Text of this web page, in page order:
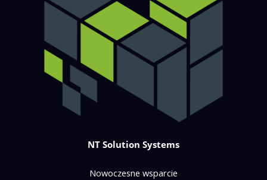
NT Solution Systems
Nowoczesne wsparcie